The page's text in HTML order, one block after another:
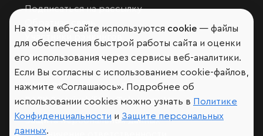
Подписаться на рассылку
Обратная связь
Участники рэнкингов
Мы в социальных сетях и мессенджерах
VK
RAEX Образование – Telegram,Max
RAEX Sustainability –Telegram,Max
Защита персональных данных
Ограничение ответственности
На этом веб-сайте используются cookie — файлы
для обеспечения быстрой работы сайта и оценки
его использования через сервисы веб-аналитики.
Если Вы согласны с использованием cookie-файлов,
нажмите «Соглашаюсь». Подробнее об
использовании cookies можно узнать в Политике
Конфиденциальности и Защите персональных
данных.